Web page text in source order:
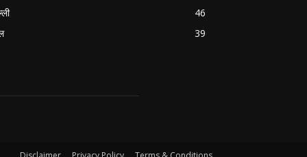
46
39